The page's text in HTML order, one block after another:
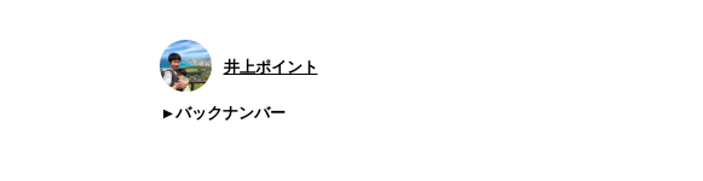
井上ポイント
バックナンバー